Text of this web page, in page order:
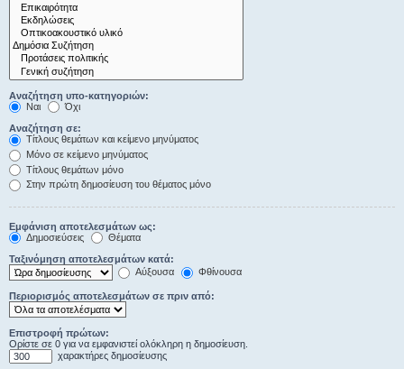
Αναζήτηση υπο-κατηγοριών:
Ναι
Όχι
Αναζήτηση σε:
Τίτλους θεμάτων και κείμενο μηνύματος
Μόνο σε κείμενο μηνύματος
Τίτλους θεμάτων μόνο
Στην πρώτη δημοσίευση του θέματος μόνο
Εμφάνιση αποτελεσμάτων ως:
Δημοσιεύσεις
Θέματα
Ταξινόμηση αποτελεσμάτων κατά:
Αύξουσα
Φθίνουσα
Περιορισμός αποτελεσμάτων σε πριν από:
Επιστροφή πρώτων:
Ορίστε σε 0 για να εμφανιστεί ολόκληρη η δημοσίευση.
χαρακτήρες δημοσίευσης